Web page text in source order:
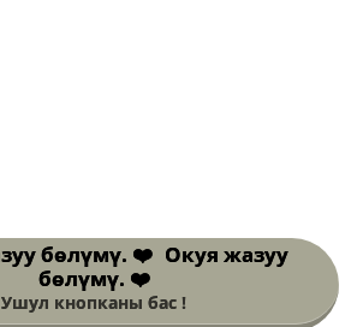
Окуя жазуу
бөлүмү. ❤️
Ушул кнопканы бас !